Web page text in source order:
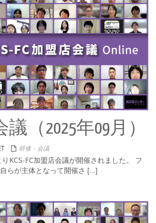
（2025年09月）
研修・会議
KCS-FC加盟店会議が開催されました。 フ
らが主体となって開催さ […]